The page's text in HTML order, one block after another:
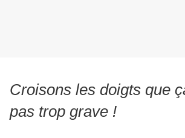
Croisons les doigts que
pas trop grave !